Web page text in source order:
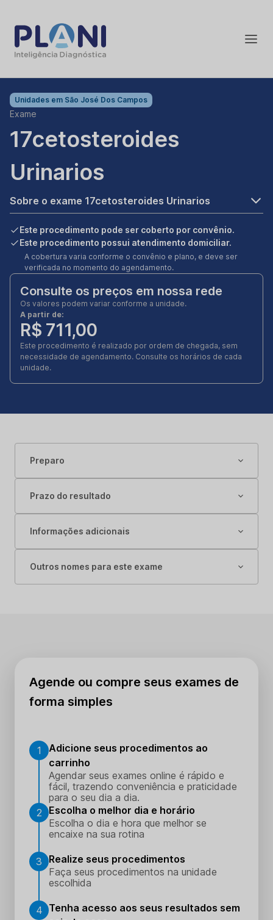
Unidades em São José Dos Campos
Exame
17cetosteroides
Urinarios
Sobre o exame 17cetosteroides Urinarios
Este procedimento pode ser coberto por convênio.
Este procedimento possui atendimento domiciliar.
A cobertura varia conforme o convênio e plano, e deve ser
verificada no momento do agendamento.
Consulte os preços em nossa rede
Os valores podem variar conforme a unidade.
A partir de:
R$ 711,00
Este procedimento é realizado por ordem de chegada, sem
necessidade de agendamento. Consulte os horários de cada
unidade.
Preparo
Prazo do resultado
Informações adicionais
Outros nomes para este exame
Agende ou compre seus exames de
forma simples
1
Adicione seus procedimentos ao
carrinho
Agendar seus exames online é rápido e
fácil, trazendo conveniência e praticidade
para o seu dia a dia.
2
Escolha o melhor dia e horário
Escolha o dia e hora que melhor se
encaixe na sua rotina
3
Realize seus procedimentos
Faça seus procedimentos na unidade
escolhida
4 Tenha acesso aos seus resultados sem